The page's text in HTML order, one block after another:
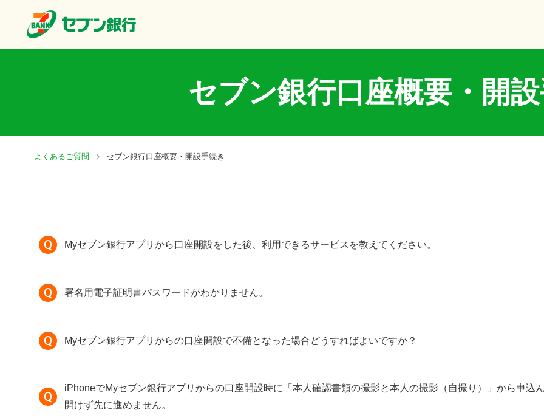
セブン銀行口座概要・開設
よくあるご質問 セブン銀行口座概要・開設手続き
Q Myセブン銀行アプリから口座開設をした後、利用できるサービスを教えてください。
Q 署名用電子証明書パスワードがわかりません。
Q Myセブン銀行アプリからの口座開設で不備となった場合どうすればよいですか？
Q
iPhoneでMyセブン銀行アプリからの口座開設時に「本人確認書類の撮影と本人の撮影（自撮り）」から申込
開けず先に進めません。